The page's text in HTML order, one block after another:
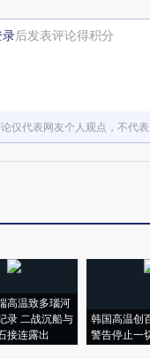
录后发表评论得积分
仅代表网友个人观点，不代
高温致多瑙河
录 二战沉船与
接连露出
韩国高温创
警告停止一